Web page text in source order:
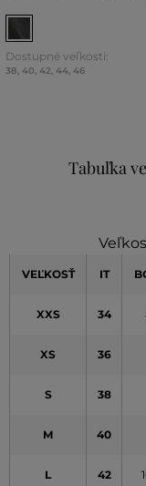
Dostupné veľkosti:
38 40 42 44 46
Tabuľka
VEĽKOSŤ IT
XXS 34
XS 36
S 38
M 40
L 42